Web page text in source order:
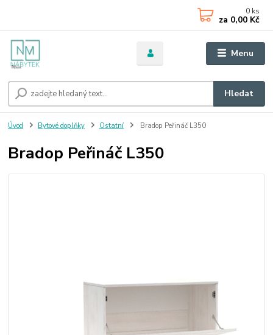
Menu
Hledat
0 ks
za 0,00 Kč
Úvod Bytové doplňky Ostatní Bradop Peřináč L350
Bradop Peřináč L350